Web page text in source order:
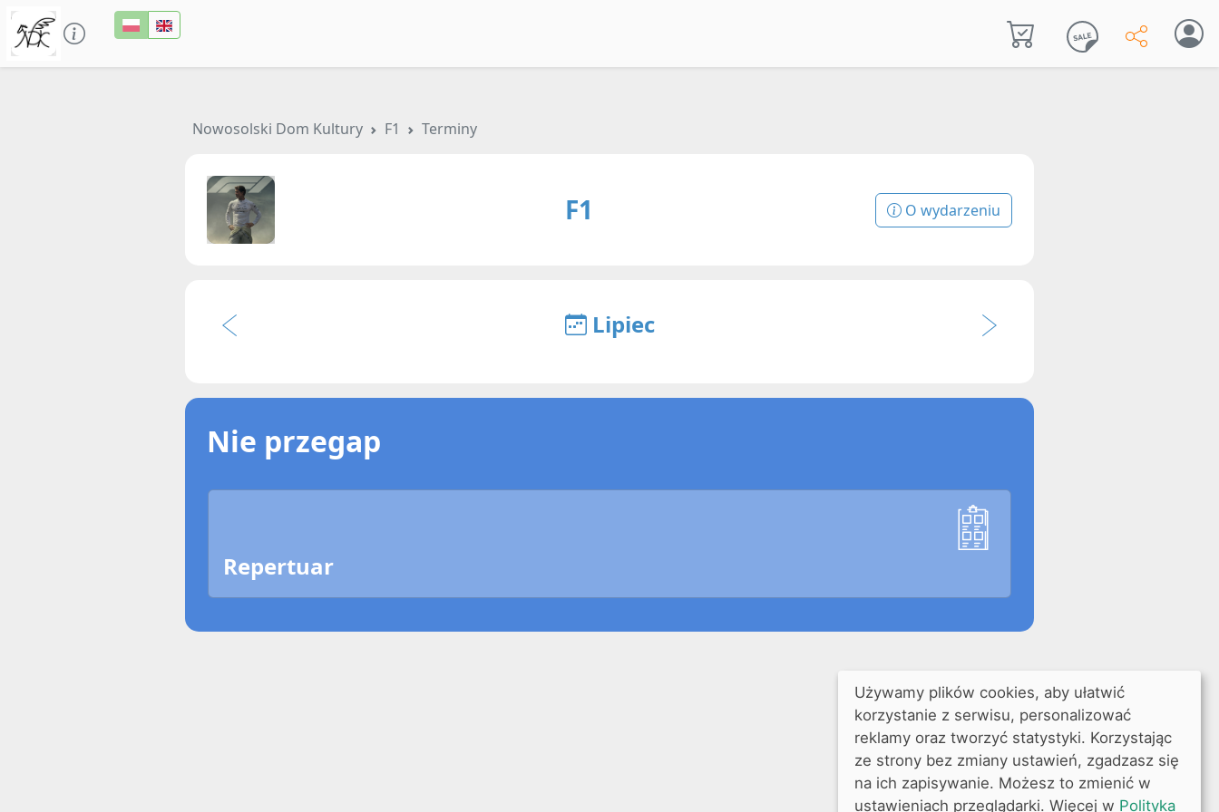
Nowosolski Dom Kultury F1 Terminy
F1 O wydarzeniu
Lipiec
Nie przegap
Repertuar
Używamy plików cookies, aby ułatwić
korzystanie z serwisu, personalizować
reklamy oraz tworzyć statystyki. Korzystając
ze strony bez zmiany ustawień, zgadzasz się
na ich zapisywanie. Możesz to zmienić w
ustawieniach przeglądarki. Więcej w Polityka